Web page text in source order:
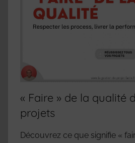
« Faire » de la qualité
projets
Découvrez ce que signifie «